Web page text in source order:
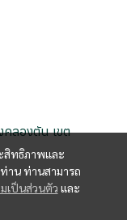
สิทธิภาพและ
าน ท่านสามารถ
เป็นส่วนตัว และ
ลองตัน เขต